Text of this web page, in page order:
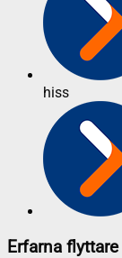
hiss
Erfarna